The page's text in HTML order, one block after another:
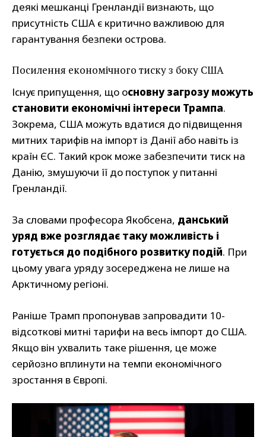
деякі мешканці Гренландії визнають, що
присутність США є критично важливою для
гарантування безпеки острова.
Посилення економічного тиску з боку США
Існує припущення, що основну загрозу можуть
становити економічні інтереси Трампа.
Зокрема, США можуть вдатися до підвищення
митних тарифів на імпорт із Данії або навіть із
країн ЄС. Такий крок може забезпечити тиск на
Данію, змушуючи її до поступок у питанні
Гренландії.
За словами професора Якобсена, данський
уряд вже розглядає таку можливість і
готується до подібного розвитку подій. При
цьому увага уряду зосереджена не лише на
Арктичному регіоні.
Раніше Трамп пропонував запровадити 10-
відсоткові митні тарифи на весь імпорт до США.
Якщо він ухвалить таке рішення, це може
серйозно вплинути на темпи економічного
зростання в Європі.